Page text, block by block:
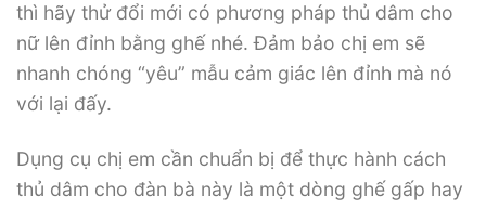
thì hãy thử đổi mới có phương pháp thủ dâm cho
nữ lên đỉnh bằng ghế nhé. Đảm bảo chị em sẽ
nhanh chóng “yêu” mẫu cảm giác lên đỉnh mà nó
với lại đấy.
Dụng cụ chị em cần chuẩn bị để thực hành cách
thủ dâm cho đàn bà này là một dòng ghế gấp hay